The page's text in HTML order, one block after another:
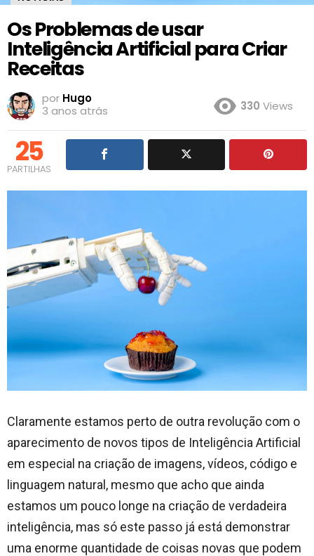
Os Problemas de usar
Inteligência Artificial para Criar
Receitas
por Hugo
3 anos atrás
330 Views
25
PARTILHAS
Claramente estamos perto de outra revolução com o
aparecimento de novos tipos de Inteligência Artificial
em especial na criação de imagens, vídeos, código e
linguagem natural, mesmo que acho que ainda
estamos um pouco longe na criação de verdadeira
inteligência, mas só este passo já está demonstrar
uma enorme quantidade de coisas novas que podem